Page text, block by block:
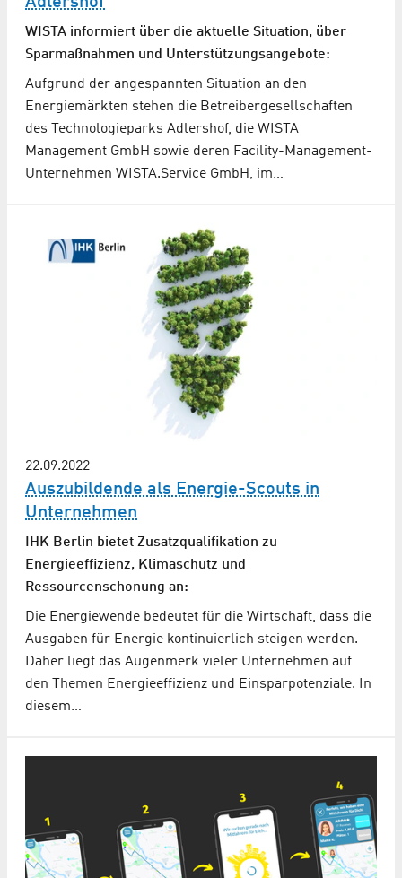
WISTA informiert über die aktuelle Situation, über
Sparmaßnahmen und Unterstützungsangebote:
Aufgrund der angespannten Situation an den
Energiemärkten stehen die Betreibergesellschaften
des Technologieparks Adlershof, die WISTA
Management GmbH sowie deren Facility-Management-
Unternehmen WISTA.Service GmbH, im…
22.09.2022
Auszubildende als Energie-Scouts in
Unternehmen
IHK Berlin bietet Zusatzqualifikation zu
Energieeffizienz, Klimaschutz und
Ressourcenschonung an:
Die Energiewende bedeutet für die Wirtschaft, dass die
Ausgaben für Energie kontinuierlich steigen werden.
Daher liegt das Augenmerk vieler Unternehmen auf
den Themen Energieeffizienz und Einsparpotenziale. In
diesem…